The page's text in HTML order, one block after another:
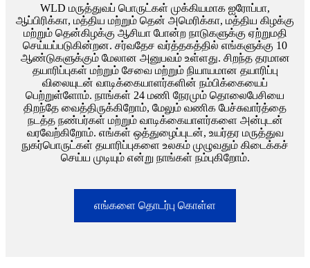
WLD மருத்துவப் பொருட்கள் முக்கியமாக ஐரோப்பா,
ஆப்பிரிக்கா, மத்திய மற்றும் தென் அமெரிக்கா, மத்திய கிழக்கு
மற்றும் தென்கிழக்கு ஆசியா போன்ற நாடுகளுக்கு ஏற்றுமதி
செய்யப்படுகின்றன. சர்வதேச வர்த்தகத்தில் எங்களுக்கு 10
ஆண்டுகளுக்கும் மேலான அனுபவம் உள்ளது. சிறந்த தரமான
தயாரிப்புகள் மற்றும் சேவை மற்றும் நியாயமான தயாரிப்பு
விலையுடன் வாடிக்கையாளர்களின் நம்பிக்கையைப்
பெற்றுள்ளோம். நாங்கள் 24 மணி நேரமும் தொலைபேசியை
திறந்தே வைத்திருக்கிறோம், மேலும் வணிக பேச்சுவார்த்தை
நடத்த நண்பர்கள் மற்றும் வாடிக்கையாளர்களை அன்புடன்
வரவேற்கிறோம். எங்கள் ஒத்துழைப்புடன், உயர்தர மருத்துவ
நுகர்பொருட்கள் தயாரிப்புகளை உலகம் முழுவதும் கிடைக்கச்
செய்ய முடியும் என்று நாங்கள் நம்புகிறோம்.
எங்களை தொடர்பு கொள்ள